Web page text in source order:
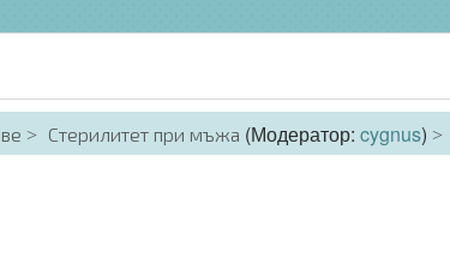
Стерилитет при мъжа (Модератор:cygnus)